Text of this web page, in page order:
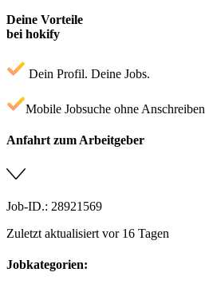
Deine Vorteile
bei hokify
Dein Profil. Deine Jobs.
Mobile Jobsuche ohne Anschreiben
Anfahrt zum Arbeitgeber
Job-ID.: 28921569
Zuletzt aktualisiert vor 16 Tagen
Jobkategorien: